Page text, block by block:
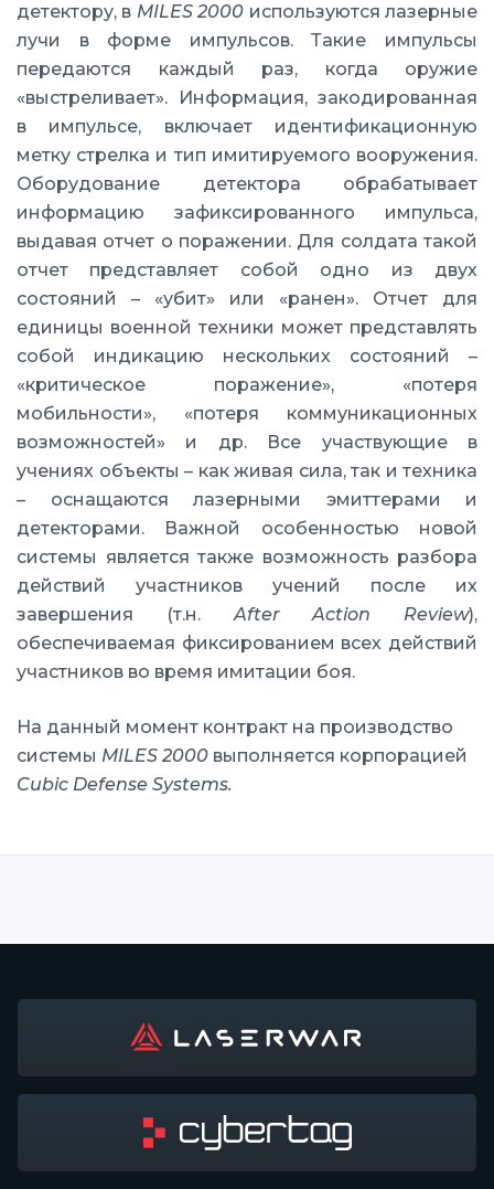
детектору, в MILES 2000 используются лазерные
лучи в форме импульсов. Такие импульсы
передаются каждый раз, когда оружие
«выстреливает». Информация, закодированная
в импульсе, включает идентификационную
метку стрелка и тип имитируемого вооружения.
Оборудование детектора обрабатывает
информацию зафиксированного импульса,
выдавая отчет о поражении. Для солдата такой
отчет представляет собой одно из двух
состояний – «убит» или «ранен». Отчет для
единицы военной техники может представлять
собой индикацию нескольких состояний –
«критическое поражение», «потеря
мобильности», «потеря коммуникационных
возможностей» и др. Все участвующие в
учениях объекты – как живая сила, так и техника
– оснащаются лазерными эмиттерами и
детекторами. Важной особенностью новой
системы является также возможность разбора
действий участников учений после их
завершения (т.н.After Action Review),
обеспечиваемая фиксированием всех действий
участников во время имитации боя.
На данный момент контракт на производство
системы MILES 2000 выполняется корпорацией
Cubic Defense Systems.